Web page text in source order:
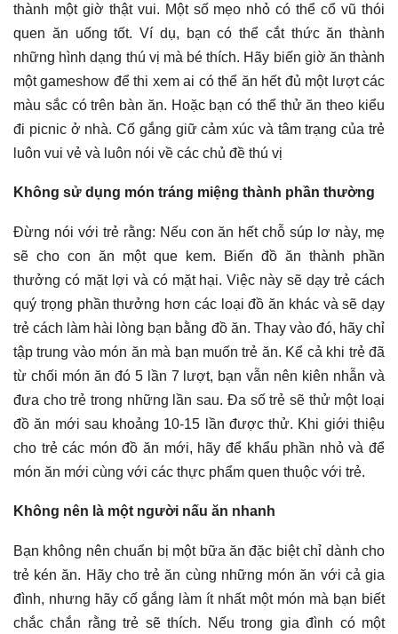
thành một giờ thật vui. Một số mẹo nhỏ có thể cổ vũ thói
quen ăn uống tốt. Ví dụ, bạn có thể cắt thức ăn thành
những hình dạng thú vị mà bé thích. Hãy biến giờ ăn thành
một gameshow để thi xem ai có thể ăn hết đủ một lượt các
màu sắc có trên bàn ăn. Hoặc bạn có thể thử ăn theo kiểu
đi picnic ở nhà. Cố gắng giữ cảm xúc và tâm trạng của trẻ
luôn vui vẻ và luôn nói về các chủ đề thú vị
Không sử dụng món tráng miệng thành phần thường
Đừng nói với trẻ rằng: Nếu con ăn hết chỗ súp lơ này, mẹ
sẽ cho con ăn một que kem. Biến đồ ăn thành phần
thưởng có mặt lợi và có mặt hại. Việc này sẽ dạy trẻ cách
quý trọng phần thưởng hơn các loại đồ ăn khác và sẽ dạy
trẻ cách làm hài lòng bạn bằng đồ ăn. Thay vào đó, hãy chỉ
tập trung vào món ăn mà bạn muốn trẻ ăn. Kể cả khi trẻ đã
từ chối món ăn đó 5 lần 7 lượt, bạn vẫn nên kiên nhẫn và
đưa cho trẻ trong những lần sau. Đa số trẻ sẽ thử một loại
đồ ăn mới sau khoảng 10-15 lần được thử. Khi giới thiệu
cho trẻ các món đồ ăn mới, hãy để khẩu phần nhỏ và để
món ăn mới cùng với các thực phẩm quen thuộc với trẻ.
Không nên là một người nấu ăn nhanh
Bạn không nên chuẩn bị một bữa ăn đặc biệt chỉ dành cho
trẻ kén ăn. Hãy cho trẻ ăn cùng những món ăn với cả gia
đình, nhưng hãy cố gắng làm ít nhất một món mà bạn biết
chắc chắn rằng trẻ sẽ thích. Nếu trong gia đình có một